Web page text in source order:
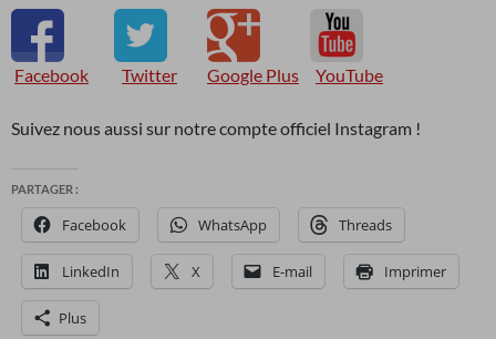
Facebook Twitter Google Plus YouTube
Suivez nous aussi sur notre compte officiel Instagram !
PARTAGER :
Facebook WhatsApp Threads
LinkedIn X E-mail Imprimer
Plus